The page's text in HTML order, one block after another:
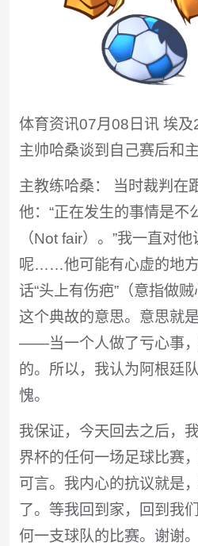
体育资讯07月08日讯 埃
主帅哈桑谈到自己赛后和
主教练哈桑： 当时裁判在
他：“正在发生的事情是不
（Not fair）。”我一直对
呢……他可能有心虚的地
话“头上有伤疤”（意指做
这个典故的意思。意思就
——当一个人做了亏心事
的。所以，我认为阿根廷
愧。
我保证，今天回去之后，
界杯的任何一场足球比赛
可言。我内心的抗议就是
了。等我回到家，回到我
何一支球队的比赛。谢谢。